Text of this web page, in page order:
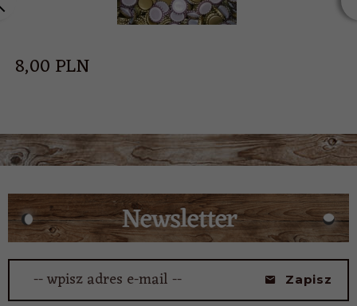
8,00PLN
-- wpisz adres e-mail -- Zapisz